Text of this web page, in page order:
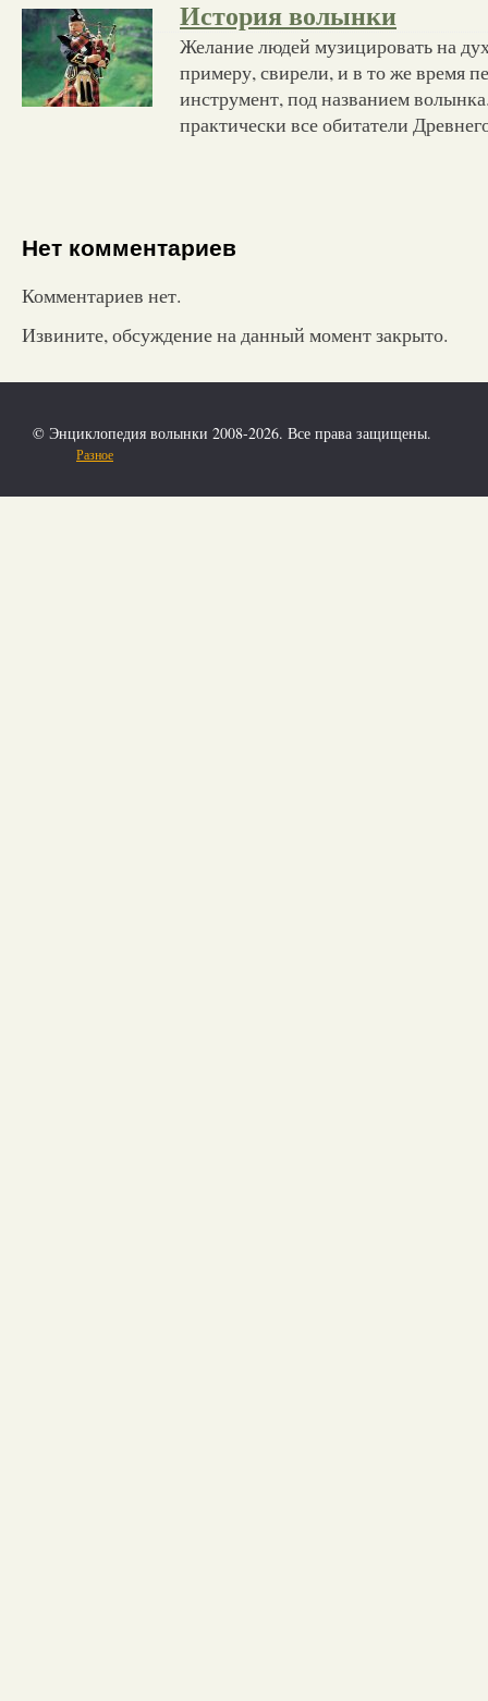
История волынки
Желание людей музицировать на
примеру, свирели, и в то же время
инструмент, под названием
практически все обитатели
Нет комментариев
Комментариев нет.
Извините, обсуждение на данный момент закрыто.
© Энциклопедия волынки 2008-2026. Все права защищены.
Разное